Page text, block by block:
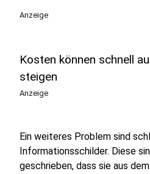
Anzeige
Kosten können schnell
steigen
Anzeige
Ein weiteres Problem sind
Informationsschilder. Diese
geschrieben, dass sie aus